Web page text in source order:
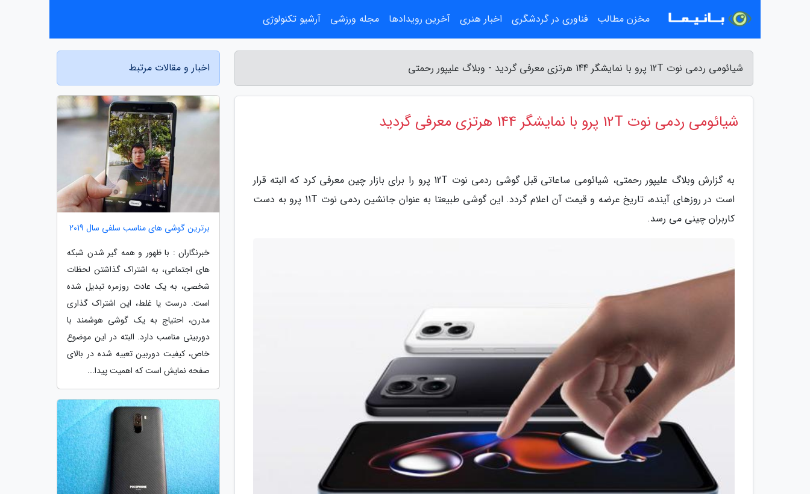
شیائومی ردمی نوت 12T پرو با نمایشگر 144 هرتزی معرفی گردید - وبلاگ علیپور رحمتی
شیائومی ردمی نوت 12T پرو با نمایشگر 144 هرتزی معرفی گردید
به گزارش وبلاگ علیپور رحمتی، شیائومی ساعاتی قبل گوشی ردمی نوت 12T پرو را برای بازار چین معرفی کرد که البته قرار
است در روزهای آینده، تاریخ عرضه و قیمت آن اعلام گردد. این گوشی طبیعتا به عنوان جانشین ردمی نوت 11T پرو به دست
کاربران چینی می رسد.
اخبار و مقالات مرتبط
برترین گوشی های مناسب سلفی سال 2019
خبرنگاران : با ظهور و همه گیر شدن شبکه
های اجتماعی، به اشتراک گذاشتن لحظات
شخصی، به یک عادت روزمره تبدیل شده
است. درست یا غلط، این اشتراک گذاری
مدرن، احتیاج به یک گوشی هوشمند با
دوربینی مناسب دارد. البته در این موضوع
خاص، کیفیت دوربین تعبیه شده در بالای
صفحه نمایش است که اهمیت پیدا...
مخزن مطالب فناوری در گردشگری اخبار هنری آخرین رویدادها مجله ورزشی آرشیو تکنولوژی